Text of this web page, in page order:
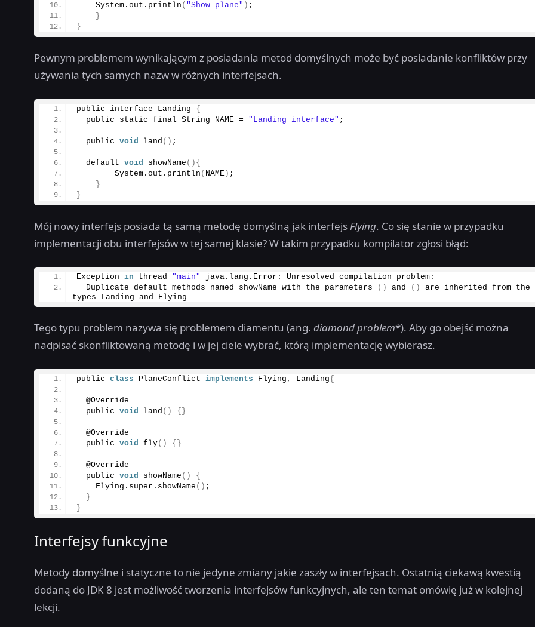
    System.
out . println ( "Show plane" ) ;
}
}
Pewnym problemem wynikającym z posiadania metod domyślnych może być posiadanie konfliktów przy
używania tych samych nazw w różnych interfejsach.
public interface Landing {
  public static final String NAME =
"Landing interface" ;
  public
void land () ;
  default
void showName (){
        System.
out . println ( NAME) ;
}
}
Mój nowy interfejs posiada tą samą metodę domyślną jak interfejs Flying. Co się stanie w przypadku
implementacji obu interfejsów w tej samej klasie? W takim przypadku kompilator zgłosi błąd:
Exception in thread "main" java. lang . Error : Unresolved compilation problem:
  Duplicate default methods named showName with the
parameters () and ()
are inherited from the
types Landing and Flying
Tego typu problem nazywa się problemem diamentu (ang. diamond problem*). Aby go obejść można
nadpisać skonfliktowaną metodę i w jej ciele wybrać, którą implementację wybierasz.
public class PlaneConflict implements Flying, Landing{
  @Override
  public
void land () {}
  @Override
  public
void fly() {}
  @Override
  public
void showName ()
{
    Flying.
super . showName () ;
}
}
Interfejsy funkcyjne
Metody domyślne i statyczne to nie jedyne zmiany jakie zaszły w interfejsach. Ostatnią ciekawą kwestią
dodaną do JDK 8 jest możliwość tworzenia interfejsów funkcyjnych, ale ten temat omówię już w kolejnej
lekcji.